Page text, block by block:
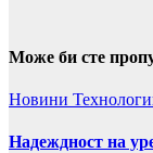
Може би сте
Новини
Надеждност на